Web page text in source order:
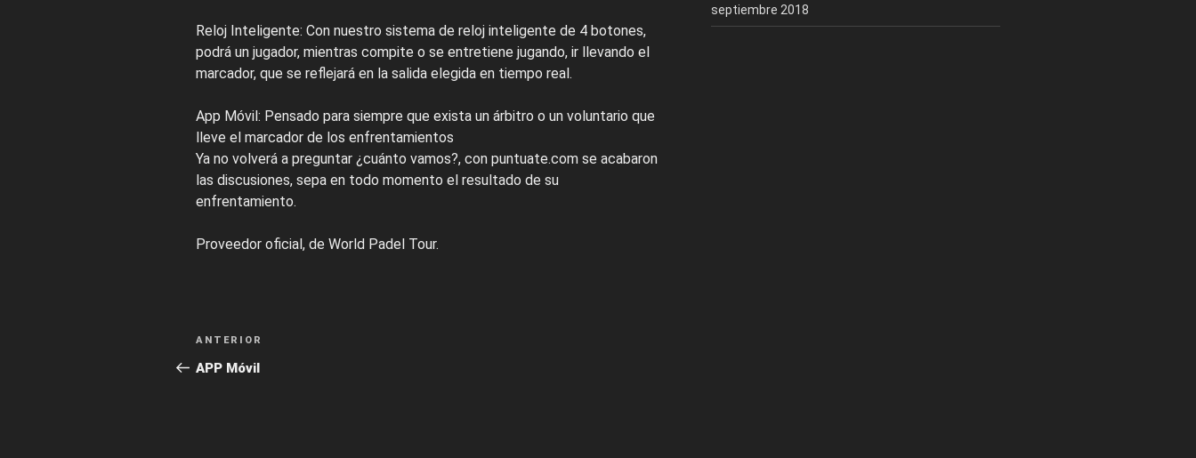
Reloj Inteligente: Con nuestro sistema de reloj inteligente de 4 botones,
podrá un jugador, mientras compite o se entretiene jugando, ir llevando el
marcador, que se reflejará en la salida elegida en tiempo real.
App Móvil: Pensado para siempre que exista un árbitro o un voluntario que
lleve el marcador de los enfrentamientos
Ya no volverá a preguntar ¿cuánto vamos?, con puntuate.com se acabaron
las discusiones, sepa en todo momento el resultado de su
enfrentamiento.
Proveedor oficial, de World Padel Tour.
Navegación
de
Entrada
anterior:
ANTERIOR
APP Móvil
septiembre 2018